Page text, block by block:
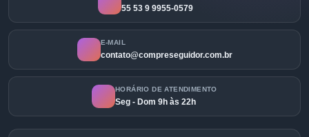
55 53 9 9955-0579
E-MAIL
contato@compreseguidor.com.br
HORÁRIO DE ATENDIMENTO
Seg - Dom 9h às 22h